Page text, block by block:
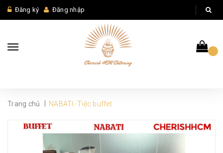
Đăng ký Đăng nhập
Trang chủ NABATI- Tiệc buffet